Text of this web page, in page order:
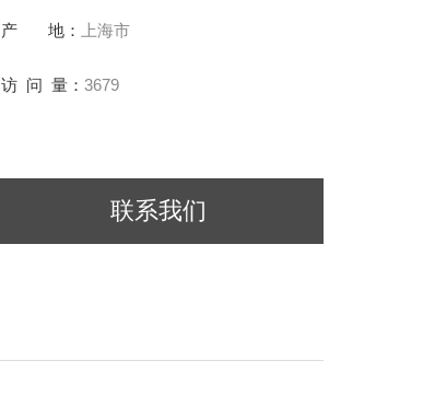
产 地： 上海市
访 问 量：3679
联系我们